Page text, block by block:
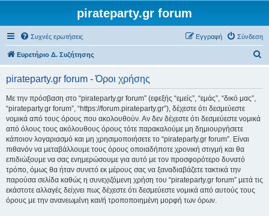
pirateparty.gr forum
Συχνές ερωτήσεις Σύνδεση
Εγγραφή
Ευρετήριο Δ. Συζήτησης
pirateparty.gr forum - Όροι χρήσης
Με την πρόσβαση στο “pirateparty.gr forum” (εφεξής “εμείς”, “εμάς”, “δικό μας”,
“pirateparty.gr forum”, “https://forum.pirateparty.gr”), δέχεστε ότι δεσμεύεστε
νομικά από τους όρους που ακολουθούν. Αν δεν δέχεστε ότι δεσμεύεστε νομικά
από όλους τους ακόλουθους όρους τότε παρακαλούμε μη δημιουργήσετε
κάποιον λογαριασμό και μη χρησιμοποιήσετε το “pirateparty.gr forum”. Είναι
πιθανόν να μεταβάλλουμε τους όρους οποιαδήποτε χρονική στιγμή και θα
επιδιώξουμε να σας ενημερώσουμε για αυτό με τον προσφορότερο δυνατό
τρόπο, όμως θα ήταν συνετό εκ μέρους σας να ξαναδιαβάζετε τακτικά την
παρούσα σελίδα καθώς η συνεχιζόμενη χρήση του “pirateparty.gr forum” μετά τις
εκάστοτε αλλαγές δείχνει πως δέχεστε ότι δεσμεύεστε νομικά από αυτούς τους
όρους με την ανανεωμένη και/ή τροποποιημένη μορφή των όρων.